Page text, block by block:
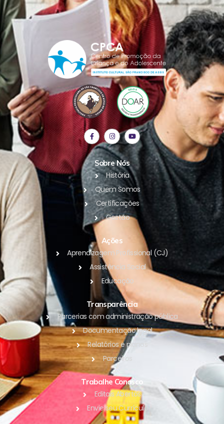
Sobre Nós
História
Quem Somos
Certificações
Gestão
Ações
Aprendizagem Profissional (CJ)
Assistência Social
Educação
Transparência
Parcerias com administração pública
Documentação legal
Relatórios e planos
Parceiros
Trabalhe Conosco
Editais Abertos
Envie seu Currículo